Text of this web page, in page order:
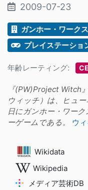
2009-07-23
ガンホー・ワーク
プレイステーショ
年齢レーティング:
『(PW)Project Witch
ウィッチ）は、ヒュ
日にガンホー・ワー
ーゲームである。
ウ
Wikidata
Wikipedia
メディア芸術DB